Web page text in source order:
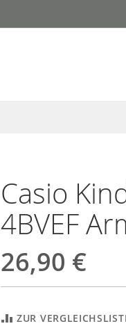
Casio
4BVEF
26,90 €
ZUR